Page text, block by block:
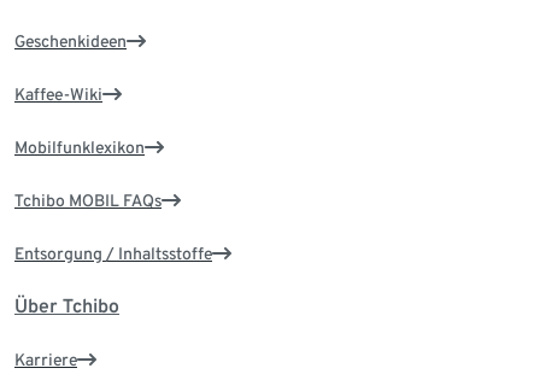
Geschenkideen
Kaffee-Wiki
Mobilfunklexikon
Tchibo MOBIL FAQs
Entsorgung / Inhaltsstoffe
Über Tchibo
Karriere